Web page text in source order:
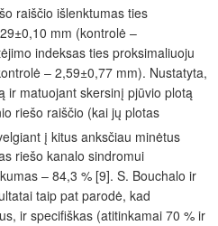
raiščio išlenktumas ties
mm (kontrolė –
indeksas ties proksimaliuoju
– 2,59±0,77 mm). Nustatyta,
ir matuojant skersinį pjūvio plotą
riešo raiščio (kai jų plotas
į kitus anksčiau minėtus
riešo kanalo sindromui
– 84,3 % [9]. S. Bouchalo ir
taip pat parodė, kad
ir specifiškas (atitinkamai 70 % ir